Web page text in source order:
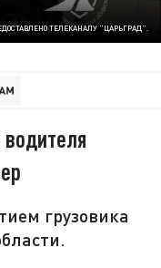
ТЕЛЕКАНАЛУ "ЦАРЬГРАД".
грузовика